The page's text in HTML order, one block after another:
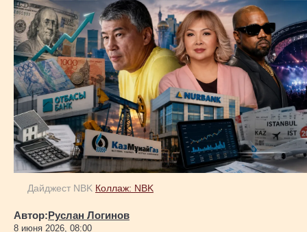
Технологии
Власть
Геополитика
Исследования
Дайджест NBK Коллаж: NBK
Автор:Руслан Логинов
8 июня 2026, 08:00